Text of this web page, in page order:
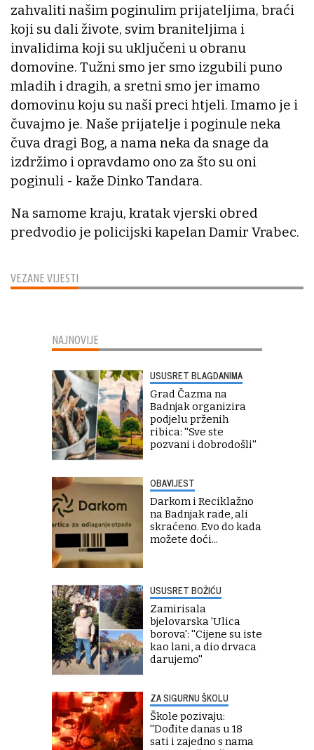
VEZANE VIJESTI
zahvaliti našim poginulim prijateljima, braći
koji su dali živote, svim braniteljima i
invalidima koji su uključeni u obranu
domovine. Tužni smo jer smo izgubili puno
mladih i dragih, a sretni smo jer imamo
domovinu koju su naši preci htjeli. Imamo je i
čuvajmo je. Naše prijatelje i poginule neka
čuva dragi Bog, a nama neka da snage da
izdržimo i opravdamo ono za što su oni
poginuli - kaže Dinko Tandara.
Na samome kraju, kratak vjerski obred
predvodio je policijski kapelan Damir Vrabec.
NAJNOVIJE
USUSRET BLAGDANIMA
Grad Čazma na
Badnjak organizira
podjelu prženih
ribica: ''Sve ste
pozvani i dobrodošli''
OBAVIJEST
Darkom i Reciklažno
na Badnjak rade, ali
skraćeno. Evo do kada
možete doći...
USUSRET BOŽIĆU
Zamirisala
bjelovarska 'Ulica
borova': ''Cijene su iste
kao lani, a dio drvaca
darujemo''
ZA SIGURNU ŠKOLU
Škole pozivaju:
''Dođite danas u 18
sati i zajedno s nama